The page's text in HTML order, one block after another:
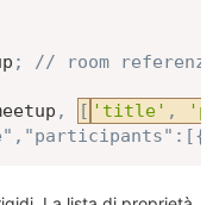
; // room
, [ 'title' ,